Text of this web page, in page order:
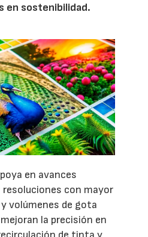
en sostenibilidad.
en avances
con mayor
volúmenes de gota
la precisión en